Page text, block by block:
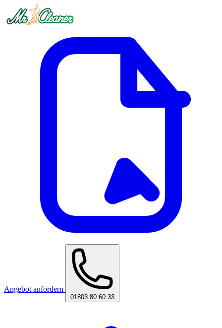
Angebot anfordern
01803 80 60 33